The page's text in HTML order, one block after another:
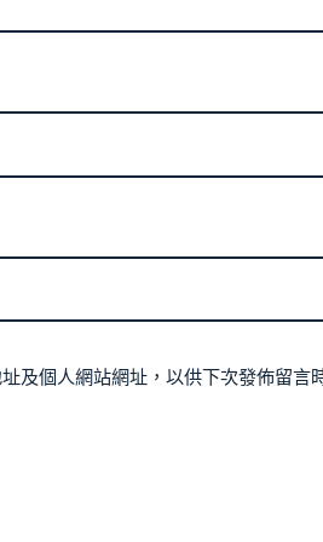
及個人網站網址，以供下次發佈留言